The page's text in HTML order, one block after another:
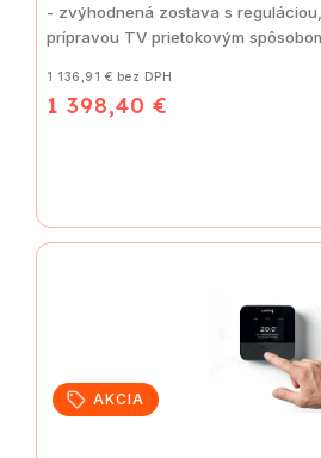
1 136,91 € bez DPH
1 398,40 €
- zvýhodnená zostava s
prípravou TV prietokovým
AKCIA